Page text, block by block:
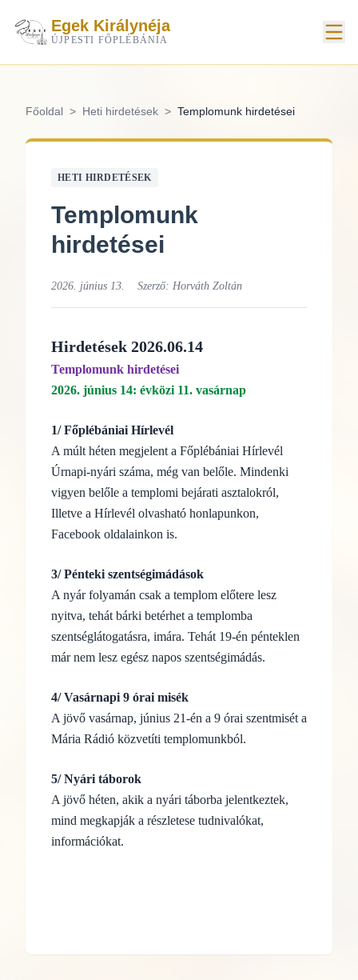
Egek Királynéja
ÚJPESTI FŐPLÉBÁNIA
Főoldal > Heti hirdetések > Templomunk hirdetései
HETI HIRDETÉSEK
Templomunk
hirdetései
2026. június 13. Szerző: Horváth Zoltán
Hirdetések 2026.06.14
Templomunk hirdetései
2026. június 14: évközi 11. vasárnap
1/ Főplébániai Hírlevél
A múlt héten megjelent a Főplébániai Hírlevél
Úrnapi-nyári száma, még van belőle. Mindenki
vigyen belőle a templomi bejárati asztalokról,
Illetve a Hírlevél olvasható honlapunkon,
Facebook oldalainkon is.
3/ Pénteki szentségimádások
A nyár folyamán csak a templom előtere lesz
nyitva, tehát bárki betérhet a templomba
szentséglátogatásra, imára. Tehát 19-én pénteklen
már nem lesz egész napos szentségimádás.
4/ Vasárnapi 9 órai misék
A jövő vasárnap, június 21-én a 9 órai szentmisét a
Mária Rádió közvetíti templomunkból.
5/ Nyári táborok
A jövő héten, akik a nyári táborba jelentkeztek,
mind megkapják a részletese tudnivalókat,
információkat.